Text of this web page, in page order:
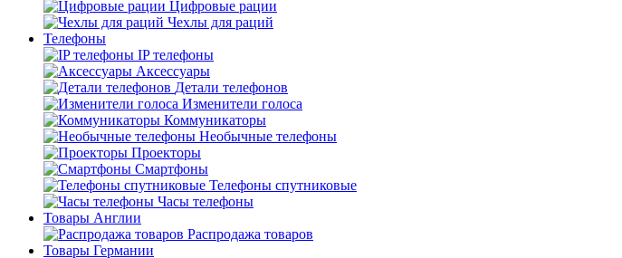
Цифровые рации
Чехлы для раций
Телефоны
IP телефоны
Аксессуары
Детали телефонов
Изменители голоса
Коммуникаторы
Необычные телефоны
Проекторы
Смартфоны
Телефоны спутниковые
Часы телефоны
Товары Англии
Распродажа товаров
Товары Германии